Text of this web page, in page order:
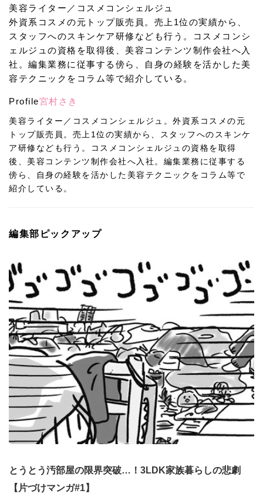
美容ライター／コスメコンシェルジュ
外資系コスメの元トップ販売員。売上1位の実績から、
スタッフへのスキンケア研修なども行う。コスメコンシ
ェルジュの資格を取得後、美容コンテンツ制作会社へ入
社。編集業務に従事する傍ら、自身の経験を活かした美
容テクニックをコラム等で紹介している。
Profile宮村さき
美容ライター／コスメコンシェルジュ。外資系コスメの元
トップ販売員。売上1位の実績から、スタッフへのスキンケ
ア研修なども行う。コスメコンシェルジュの資格を取得
後、美容コンテンツ制作会社へ入社。編集業務に従事する
傍ら、自身の経験を活かした美容テクニックをコラム等で
紹介している。
編集部ピックアップ
とうとう汚部屋の限界突破…！3LDK家族暮らしの悲劇
【片づけマンガ#1】